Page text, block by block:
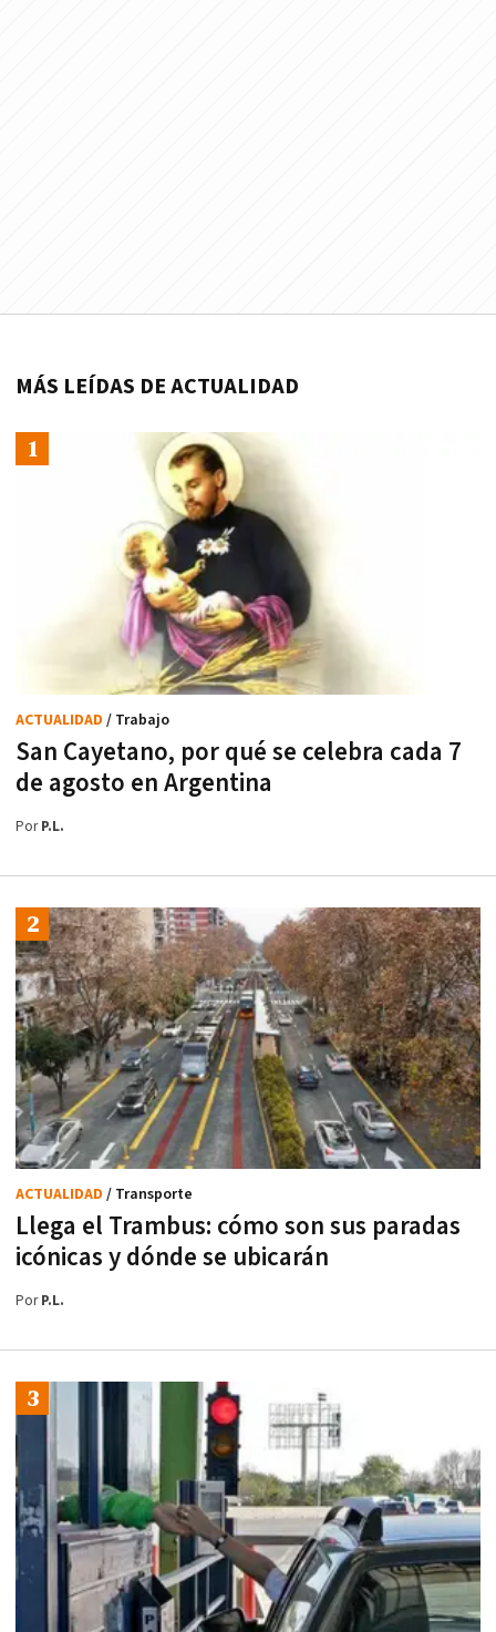
MÁS LEÍDAS DE ACTUALIDAD
San Cayetano, por qué se celebra cada 7
de agosto en Argentina
ACTUALIDAD / Trabajo
PorP.L.
Llega el Trambus: cómo son sus paradas
icónicas y dónde se ubicarán
ACTUALIDAD / Transporte
PorP.L.